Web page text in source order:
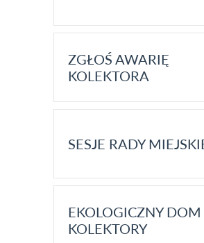
ZGŁOŚ AWARIĘ
KOLEKTORA
SESJE RADY
EKOLOGICZNY
KOLEKTORY